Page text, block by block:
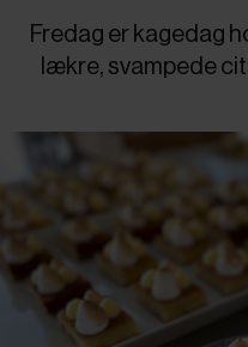
Fredag er kagedag
lækre, svampede